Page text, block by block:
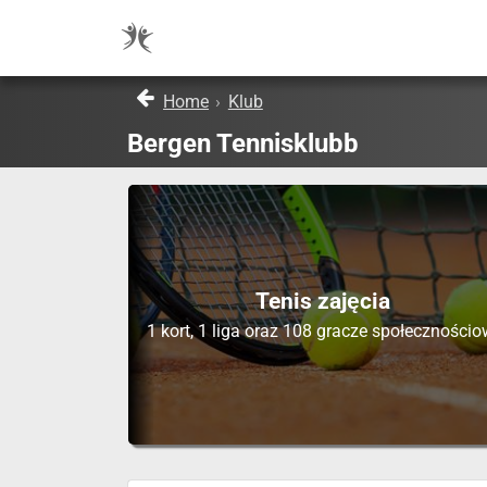
Home › Klub
Bergen Tennisklubb
Tenis zajęcia
1 kort, 1 liga oraz 108 gracze